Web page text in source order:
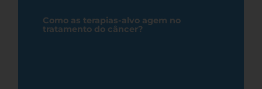
Como as terapias-alvo agem no
tratamento do câncer?